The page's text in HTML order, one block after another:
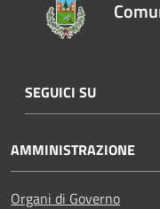
SEGUICI SU
AMMINISTRAZIONE
Organi di Governo